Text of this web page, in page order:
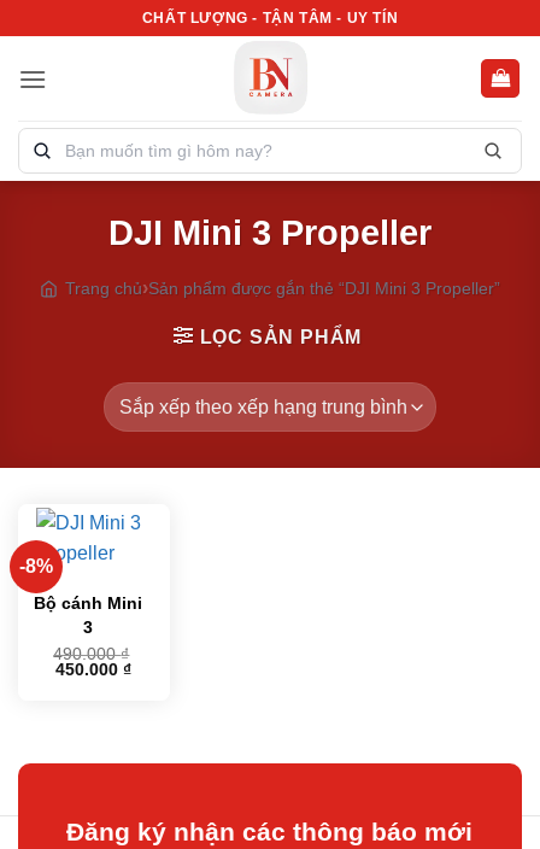
nội
CHẤT LƯỢNG - TẬN TÂM - UY TÍN
Tìm
kiếm
phẩm:DJI Mini 3 Propeller
Trang chủ Sản phẩm được gắn thẻ “DJI Mini 3 Propeller”
LỌC SẢN PHẨM
-8%
Bộ cánh Mini
3
490.000₫
Giá
450.000₫Giá
Đăng ký nhận các thông báo mới